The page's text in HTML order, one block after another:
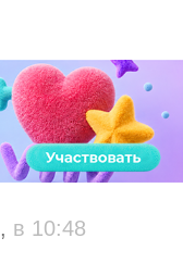
в 10:48